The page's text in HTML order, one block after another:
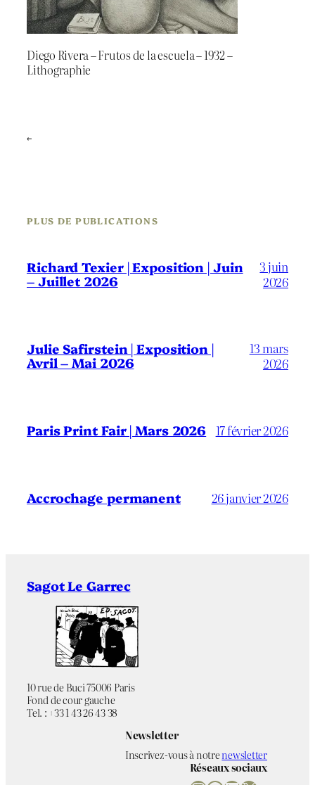
Diego Rivera – Frutos de la escuela – 1932 –
Lithographie
←
PLUS DE PUBLICATIONS
Richard Texier | Exposition | Juin
– Juillet 2026
3 juin
2026
Julie Safirstein | Exposition |
Avril – Mai 2026
13 mars
2026
Paris Print Fair | Mars 2026 17 février 2026
Accrochage permanent 26 janvier 2026
Sagot Le Garrec
10 rue de Buci 75006 Paris
Fond de cour gauche
Tel. : +33 1 43 26 43 38
Newsletter
Inscrivez-vous à notrenewsletter
Réseaux sociaux